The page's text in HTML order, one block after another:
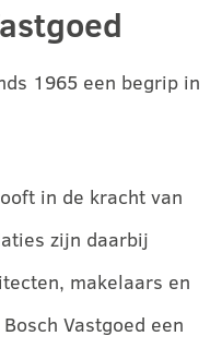
1965 een begrip in
in de kracht van
zijn daarbij
makelaars en
Vastgoed een